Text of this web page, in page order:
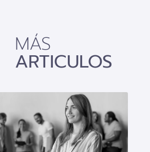
MÁS
ARTICULOS